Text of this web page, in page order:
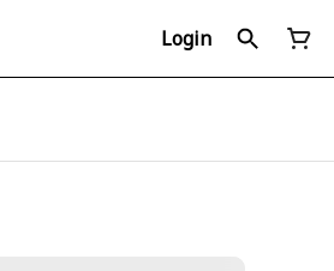
Login